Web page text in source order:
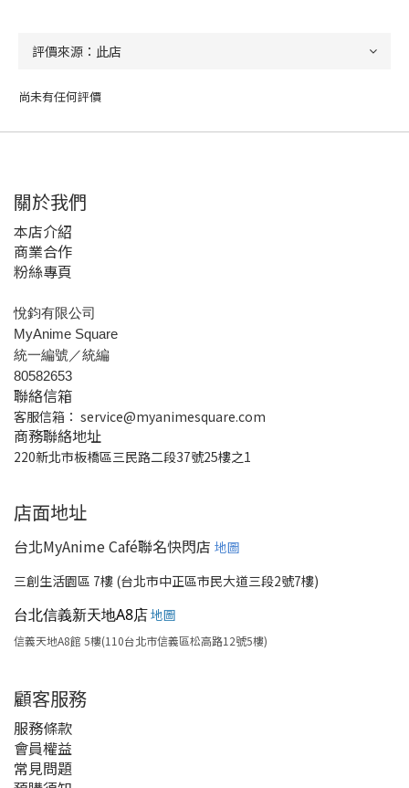
尚未有任何評價
關於我們
本店介紹
商業合作
粉絲專頁
悅鈞有限公司
MyAnime Square
統一編號／統編
80582653
聯絡信箱
客服信箱： service@myanimesquare.com
商務聯絡地址
220新北市板橋區三民路二段37號25樓之1
店面地址
台北MyAnime Café聯名快閃店 地圖
三創生活園區 7樓 (台北市中正區市民大道三段2號7樓)
台北信義新天地A8店地圖
信義天地A8館 5樓(110台北市信義區松高路12號5樓)
顧客服務
服務條款
會員權益
常見問題